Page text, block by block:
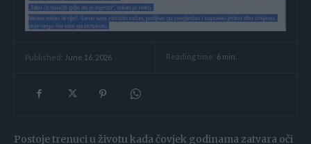
Published: June 16, 2026 Reading time: 6 min.
Postoje trenuci u životu kada čovjek godinama zatvara oči